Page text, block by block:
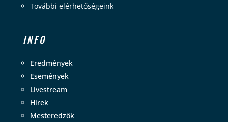
További elérhetőségeink
INFO
Eredmények
Események
Livestream
Hírek
Mesteredzők